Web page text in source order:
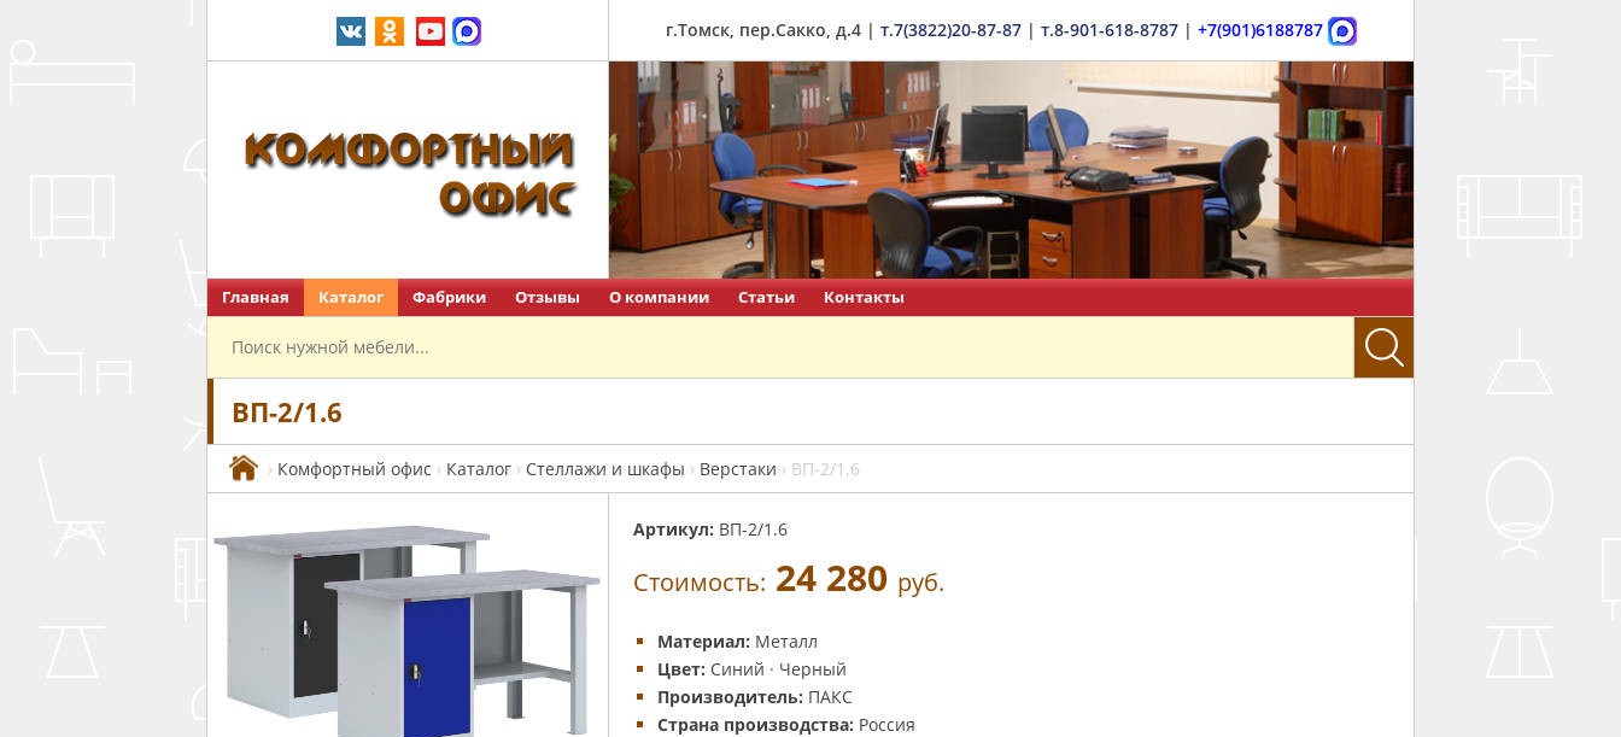
г.Томск, пер.Сакко, д.4 | т.7(3822)20-87-87 | т.8-901-618-8787 | +7(901)6188787
Главная Каталог Фабрики Отзывы О компании Статьи Контакты
ВП-2/1.6
› Комфортный офис › Каталог › Стеллажи и шкафы › Верстаки › ВП-2/1.6
Артикул: ВП-2/1.6
Стоимость: 24 280 руб.
Материал: Металл
Цвет: Синий · Черный
Производитель: ПАКС
Страна производства: Россия